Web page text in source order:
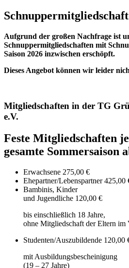
Aufgrund der großen Nachfrage ist
Schnuppermitgliedschaften mit
Saison 2026 inzwischen erschöpft.
Dieses Angebot können wir leider
Mitgliedschaften in der TG
e.V.
Feste Mitgliedschaften
gesamte Sommersaison
Erwachsene 275,00 €
Ehepartner/Lebenspartner425,00
Bambinis, Kinder
und Jugendliche 120,00 €
bis einschließlich 18 Jahre,
ohne Mitgliedschaft der Eltern im
Studenten/Auszubildende 120,00
mit Ausbildungsbescheinigung
(19 – 27 Jahre)